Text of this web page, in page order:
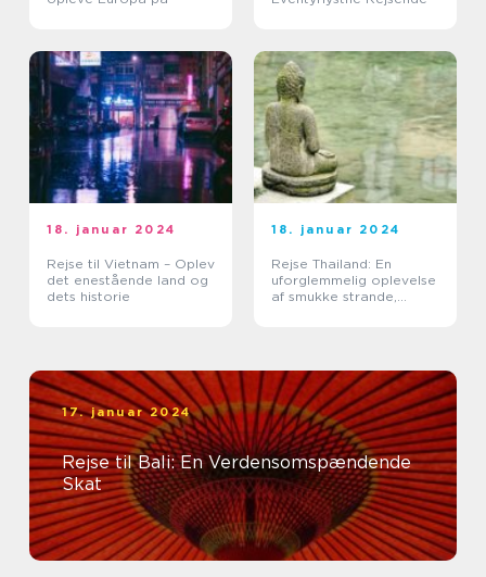
18. januar 2024
Rejse til Vietnam – Oplev
det enestående land og
dets historie
18. januar 2024
Rejse Thailand: En
uforglemmelig oplevelse
af smukke strande,
17. januar 2024
Rejse til Bali: En Verdensomspændende
Skat